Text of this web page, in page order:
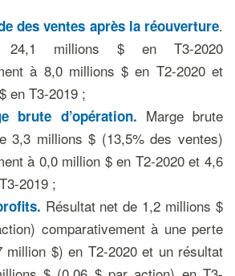
desventes après la réouverture.
24,1 millions $ en T3-2020
à 8,0 millions $ en T2-2020 et
en T3-2019 ;
brute d’opération. Marge brute
3,3 millions $ (13,5% des ventes)
à 0,0 million $ en T2-2020 et 4,6
2019 ;
s. Résultat net de 1,2 millions $
comparativement à une perte
million $) en T2-2020 et un résultat